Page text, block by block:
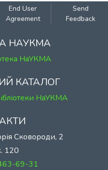
End User
Agreement
Send
Feedback
НАУКМА
НаУКМА
КАТАЛОГ
НаУКМА
Сковороди, 2
120
69-31